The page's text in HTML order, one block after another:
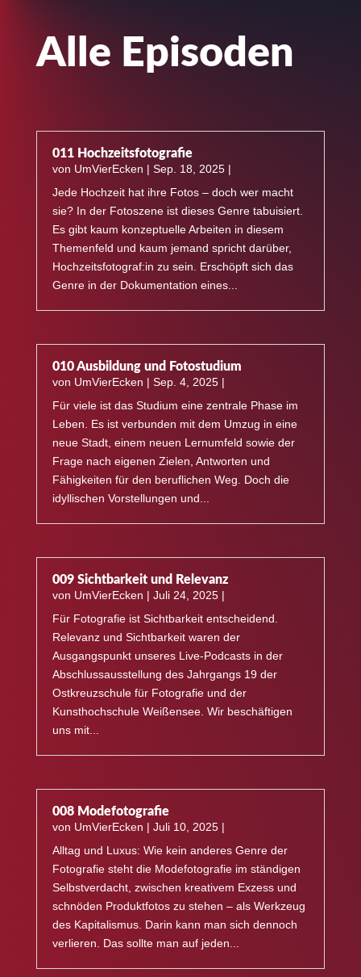
Alle Episoden
011 Hochzeitsfotografie
von UmVierEcken | Sep. 18, 2025|
Jede Hochzeit hat ihre Fotos – doch wer macht
sie? In der Fotoszene ist dieses Genre tabuisiert.
Es gibt kaum konzeptuelle Arbeiten in diesem
Themenfeld und kaum jemand spricht darüber,
Hochzeitsfotograf:in zu sein. Erschöpft sich das
Genre in der Dokumentation eines...
010 Ausbildung und Fotostudium
von UmVierEcken | Sep. 4, 2025|
Für viele ist das Studium eine zentrale Phase im
Leben. Es ist verbunden mit dem Umzug in eine
neue Stadt, einem neuen Lernumfeld sowie der
Frage nach eigenen Zielen, Antworten und
Fähigkeiten für den beruflichen Weg. Doch die
idyllischen Vorstellungen und...
009 Sichtbarkeit und Relevanz
von UmVierEcken | Juli 24, 2025|
Für Fotografie ist Sichtbarkeit entscheidend.
Relevanz und Sichtbarkeit waren der
Ausgangspunkt unseres Live-Podcasts in der
Abschlussausstellung des Jahrgangs 19 der
Ostkreuzschule für Fotografie und der
Kunsthochschule Weißensee. Wir beschäftigen
uns mit...
008 Modefotografie
von UmVierEcken | Juli 10, 2025|
Alltag und Luxus: Wie kein anderes Genre der
Fotografie steht die Modefotografie im ständigen
Selbstverdacht, zwischen kreativem Exzess und
schnöden Produktfotos zu stehen – als Werkzeug
des Kapitalismus. Darin kann man sich dennoch
verlieren. Das sollte man auf jeden...